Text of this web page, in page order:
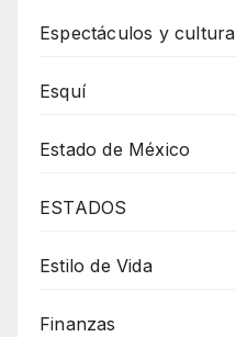
Espectáculos y cultura
Esquí
Estado de México
ESTADOS
Estilo de Vida
Finanzas